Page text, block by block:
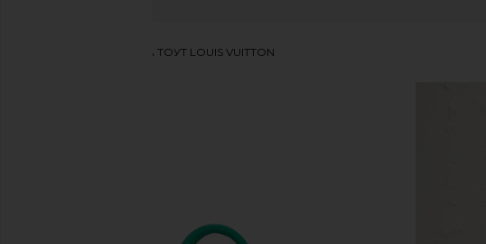
СУМКА ТОУТ LOUIS VUITTON